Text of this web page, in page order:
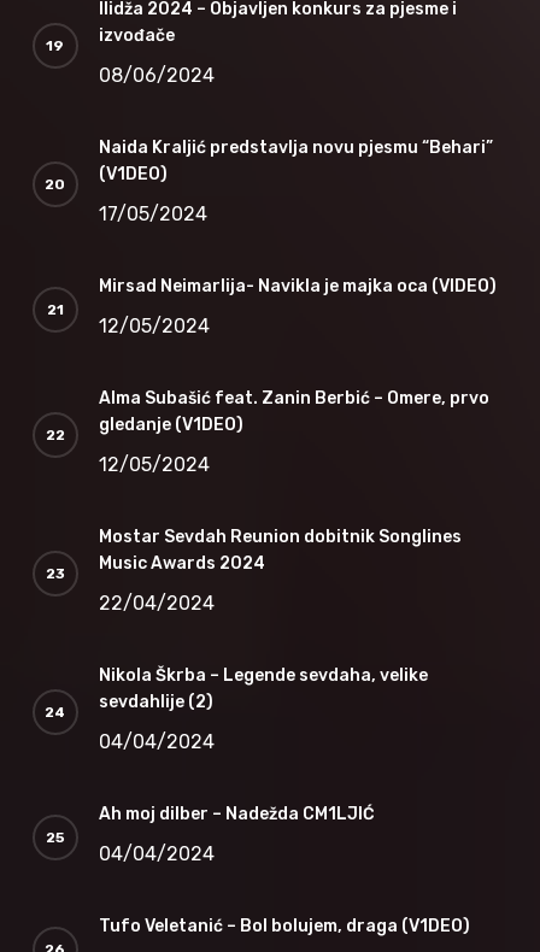
Ilidža 2024 – Objavljen konkurs za pjesme i
izvođače
08/06/2024
Naida Kraljić predstavlja novu pjesmu “Behari”
(V1DEO)
17/05/2024
Mirsad Neimarlija- Navikla je majka oca (VIDEO)
12/05/2024
Alma Subašić feat. Zanin Berbić – Omere, prvo
gledanje (V1DEO)
12/05/2024
Mostar Sevdah Reunion dobitnik Songlines
Music Awards 2024
22/04/2024
Nikola Škrba – Legende sevdaha, velike
sevdahlije (2)
04/04/2024
Ah moj dilber – Nadežda CM1LJIĆ
04/04/2024
Tufo Veletanić – Bol bolujem, draga (V1DEO)